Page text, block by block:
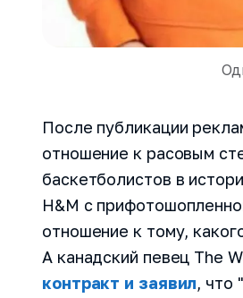
После публикации
отношение к расовым
баскетболистов в
H&M с
отношение к тому,
А канадский певец The
контракт и заявил, что